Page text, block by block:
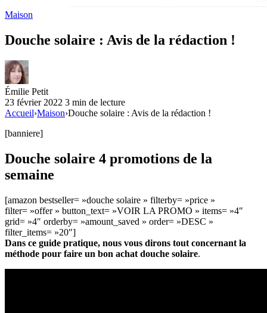
Maison
Douche solaire : Avis de la rédaction !
Émilie Petit
23 février 2022 3 min de lecture
Accueil›Maison›Douche solaire : Avis de la rédaction !
[banniere]
Douche solaire 4 promotions de la
semaine
[amazon bestseller= »douche solaire » filterby= »price »
filter= »offer » button_text= »VOIR LA PROMO » items= »4″
grid= »4″ orderby= »amount_saved » order= »DESC »
filter_items= »20″]
Dans ce guide pratique, nous vous dirons tout concernant la
méthode pour faire un bon achat douche solaire.